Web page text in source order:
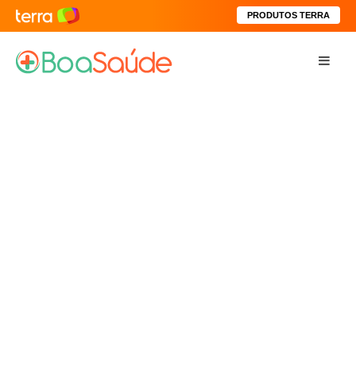
PRODUTOS TERRA